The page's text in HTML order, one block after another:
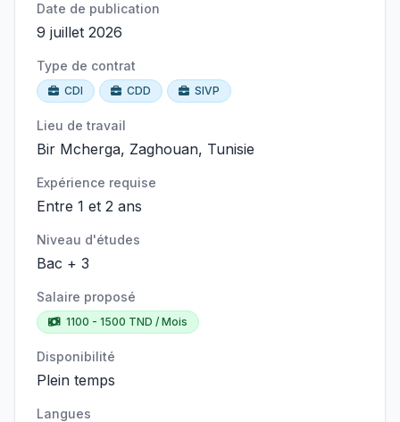
Date de publication
9 juillet 2026
Type de contrat
CDI CDD SIVP
Lieu de travail
Bir Mcherga, Zaghouan, Tunisie
Expérience requise
Entre 1 et 2 ans
Niveau d'études
Bac + 3
Salaire proposé
1100 - 1500 TND / Mois
Disponibilité
Plein temps
Langues